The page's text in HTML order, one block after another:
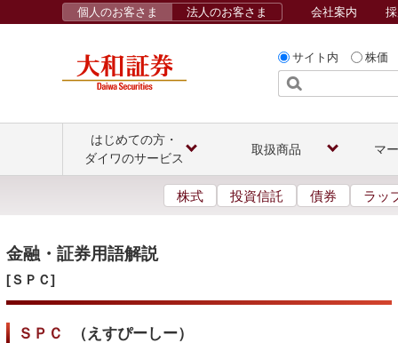
サイト内 株価
個人のお客さま 法人のお客さま 会社案内
はじめての方・
ダイワのサービス
取扱商品 マ
株式 投資信託 債券 ラッ
金融・証券用語解説
[ＳＰＣ]
ＳＰＣ （えすぴーしー）